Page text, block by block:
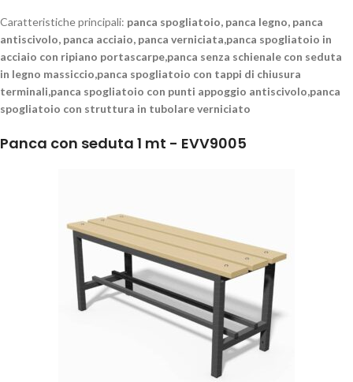
Caratteristiche principali: panca spogliatoio, panca legno, panca
antiscivolo, panca acciaio, panca verniciata,panca spogliatoio in
acciaio con ripiano portascarpe,panca senza schienale con seduta
in legno massiccio,panca spogliatoio con tappi di chiusura
terminali,panca spogliatoio con punti appoggio antiscivolo,panca
spogliatoio con struttura in tubolare verniciato
Panca con seduta 1 mt - EVV9005